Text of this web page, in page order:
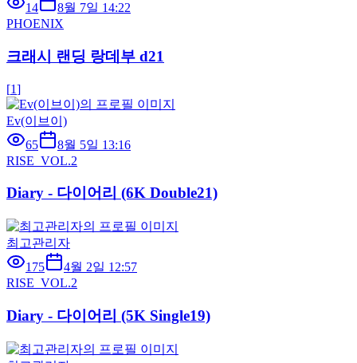
14
8월 7일 14:22
PHOENIX
크래시 랜딩 랑데부 d21
[1]
Ev(이브이)
65
8월 5일 13:16
RISE_VOL.2
Diary - 다이어리 (6K Double21)
최고관리자
175
4월 2일 12:57
RISE_VOL.2
Diary - 다이어리 (5K Single19)